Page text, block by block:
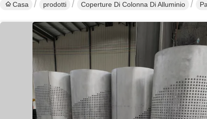
Casa prodotti Coperture Di Colonna Di Alluminio